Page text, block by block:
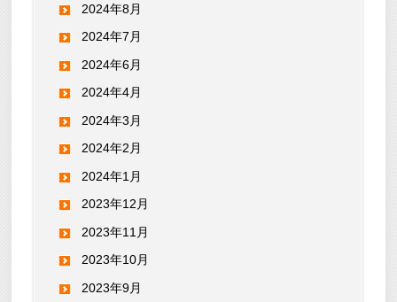
2024年8月
2024年7月
2024年6月
2024年4月
2024年3月
2024年2月
2024年1月
2023年12月
2023年11月
2023年10月
2023年9月